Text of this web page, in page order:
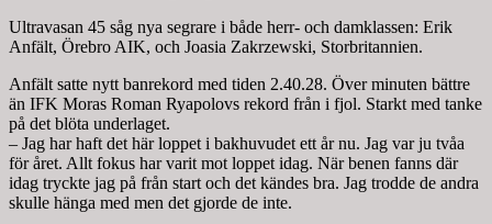
Ultravasan 45 såg nya segrare i både herr- och damklassen: Erik
Anfält, Örebro AIK, och Joasia Zakrzewski, Storbritannien.
Anfält satte nytt banrekord med tiden 2.40.28. Över minuten bättre
än IFK Moras Roman Ryapolovs rekord från i fjol. Starkt med tanke
på det blöta underlaget.
– Jag har haft det här loppet i bakhuvudet ett år nu. Jag var ju tvåa
för året. Allt fokus har varit mot loppet idag. När benen fanns där
idag tryckte jag på från start och det kändes bra. Jag trodde de andra
skulle hänga med men det gjorde de inte.